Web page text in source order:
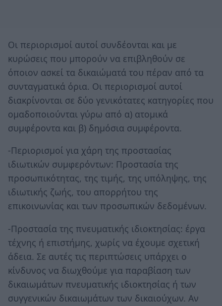
Οι περιορισμοί αυτοί συνδέονται και με
κυρώσεις που μπορούν να επιβληθούν σε
όποιον ασκεί τα δικαιώματά του πέραν από τα
συνταγματικά όρια. Οι περιορισμοί αυτοί
διακρίνονται σε δύο γενικότατες κατηγορίες που
ομαδοποιούνται γύρω από α) ατομικά
συμφέροντα και β) δημόσια συμφέροντα.
-Περιορισμοί για χάρη της προστασίας
ιδιωτικών συμφερόντων: Προστασία της
προσωπικότητας, της τιμής, της υπόληψης, της
ιδιωτικής ζωής, του απορρήτου της
επικοινωνίας και των προσωπικών δεδομένων.
-Προστασία της πνευματικής ιδιοκτησίας: έργα
τέχνης ή επιστήμης, χωρίς να έχουμε σχετική
άδεια. Σε αυτές τις περιπτώσεις υπάρχει ο
κίνδυνος να διωχθούμε για παραβίαση των
δικαιωμάτων πνευματικής ιδιοκτησίας ή των
συγγενικών δικαιωμάτων των δικαιούχων. Αν